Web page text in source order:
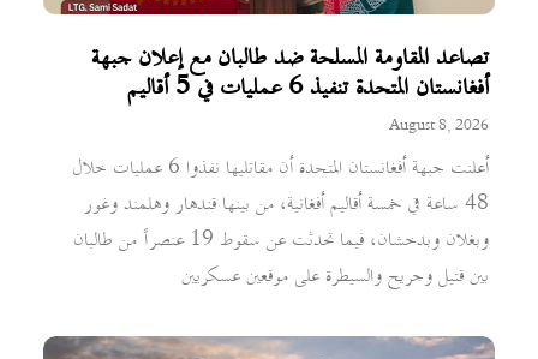
تصاعد المقاومة المسلحة ضد طالبان مع إعلان جبهة
أفغانستان المتحدة تنفيذ 6 عمليات في 5 أقاليم
August 8, 2026
أعلنت جبهة أفغانستان المتحدة أن مقاتليها نفذوا 6 عمليات خلال
48 ساعة في خمسة أقاليم أفغانية، من بينها قندهار وهلمند وغور
وبغلان وبدخشان، فيما تحدثت عن سقوط 19 عنصراً من طالبان
بين قتيل وجريح والسيطرة على موقعين عسكريين